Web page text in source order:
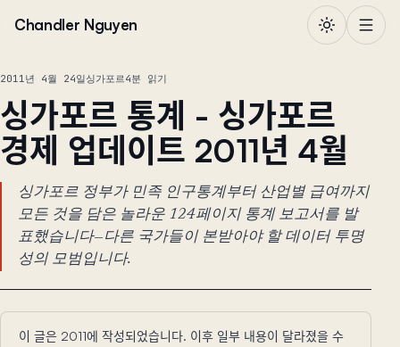
Chandler Nguyen
2011년 4월 24일싱가포르4분 읽기
싱가포르 통계 - 싱가포르
경제 업데이트 2011년 4월
싱가포르 정부가 민족 인구통계부터 산업별 급여까지
모든 것을 담은 놀라운 124페이지 통계 보고서를 발
표했습니다—다른 국가들이 본받아야 할 데이터 투명
성의 모범입니다.
이 글은 2011에 작성되었습니다. 이후 일부 내용이 달라졌을 수